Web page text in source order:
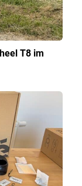
T8 im